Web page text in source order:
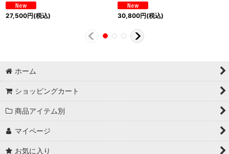
27,500円(税込) 30,800円(税込)
ホーム
ショッピングカート
商品アイテム別
マイページ
お気に入り